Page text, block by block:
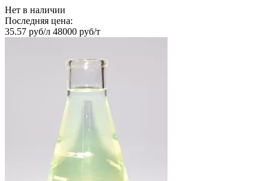
Нет в наличии
Последняя цена:
35.57 руб/л 48000 руб/т